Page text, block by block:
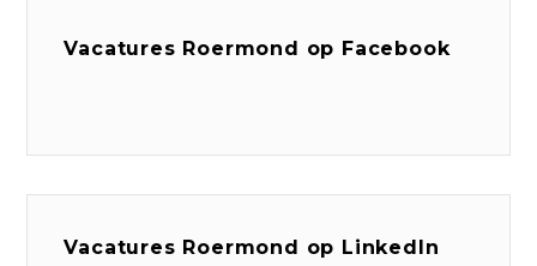
Vacatures Roermond op Facebook
Vacatures Roermond op LinkedIn